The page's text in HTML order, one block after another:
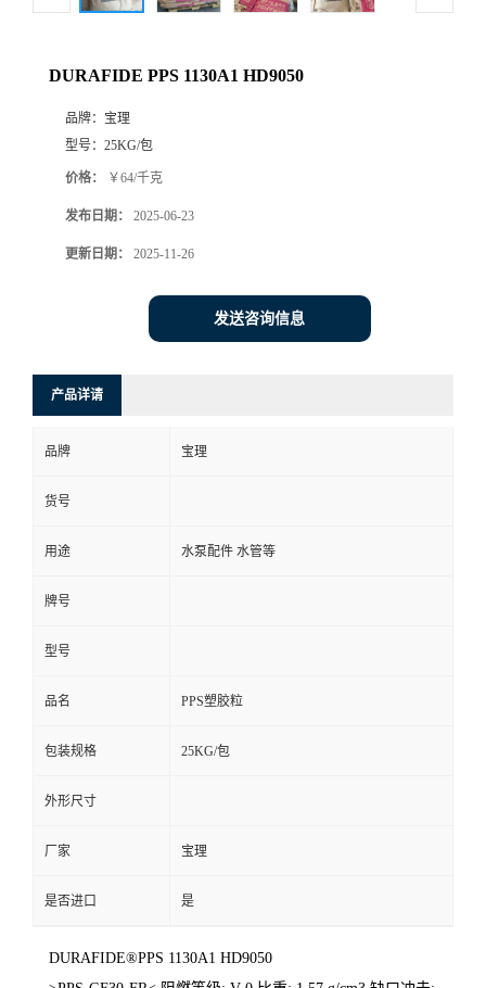
DURAFIDE PPS 1130A1 HD9050
品牌： 宝理
型号： 25KG/包
价格： ￥64/千克
发布日期： 2025-06-23
更新日期： 2025-11-26
发送咨询信息
产品详请
品牌 宝理
货号
用途 水泵配件 水管等
牌号
型号
品名 PPS塑胶粒
包装规格 25KG/包
外形尺寸
厂家 宝理
是否进口 是
DURAFIDE®PPS 1130A1 HD9050